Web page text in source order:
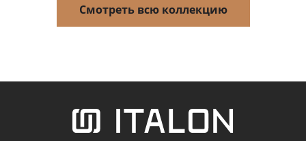
Смотреть всю коллекцию